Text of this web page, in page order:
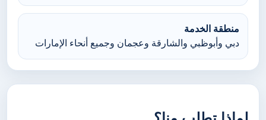
منطقة الخدمة
دبي وأبوظبي والشارقة وعجمان وجميع أنحاء الإمارات